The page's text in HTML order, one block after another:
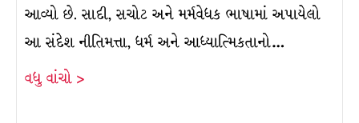
આવ્યો છે. સાદી, સચોટ અને મર્મવેધક ભાષામાં અપાયેલો
આ સંદેશ નીતિમત્તા, ધર્મ અને આધ્યાત્મિકતાનો…
વધુ વાંચો >